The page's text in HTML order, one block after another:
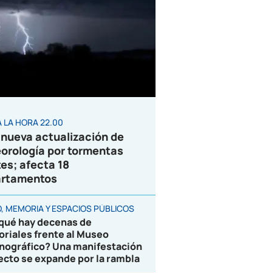
LA HORA 22.00
actualización de
por tormentas
afecta 18
MEMORIA Y ESPACIOS PÚBLICOS
hay decenas de
frente al Museo
Una manifestación
se expande por la rambla